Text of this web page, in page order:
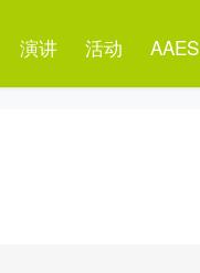
演讲 活动 AAES